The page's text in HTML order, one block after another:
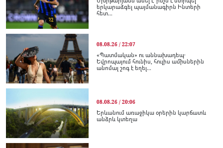
երկարաձգել պայմանագիրն Ինտերի
հետ...
08.08.26 / 22:07
«Պատմական» ու աննախադեպ․
Եվրոպայում հունիս, հուլիս ամիսներին
անոմալ շոգ է եղել...
08.08.26 / 20:06
Երևանում առաջիկա օրերին կարճատև
անձրև կտեղա